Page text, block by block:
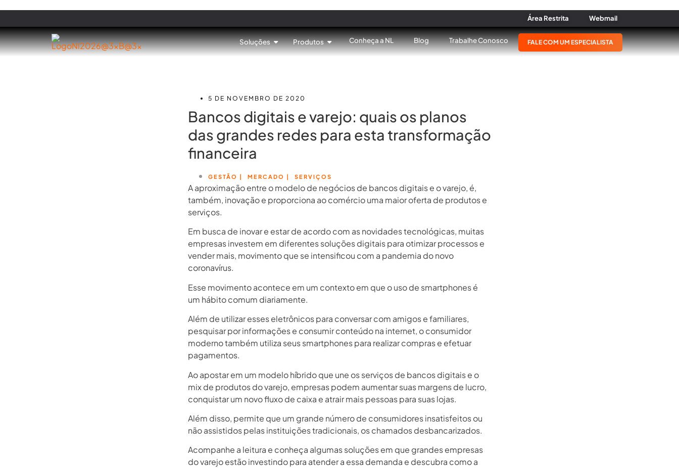
Webmail
Área Restrita
Soluções Produtos Conheça a NL Blog Trabalhe Conosco FALE COM UM ESPECIALISTA
5 DE NOVEMBRO DE 2020
Bancos digitais e varejo: quais os planos
das grandes redes para esta transformação
financeira
GESTÃO | MERCADO | SERVIÇOS
A aproximação entre o modelo de negócios de bancos digitais e o varejo, é,
também, inovação e proporciona ao comércio uma maior oferta de produtos e
serviços.
Em busca de inovar e estar de acordo com as novidades tecnológicas, muitas
empresas investem em diferentes soluções digitais para otimizar processos e
vender mais, movimento que se intensificou com a pandemia do novo
coronavírus.
Esse movimento acontece em um contexto em que o uso de smartphones é
um hábito comum diariamente.
Além de utilizar esses eletrônicos para conversar com amigos e familiares,
pesquisar por informações e consumir conteúdo na internet, o consumidor
moderno também utiliza seus smartphones para realizar compras e efetuar
pagamentos.
Ao apostar em um modelo híbrido que une os serviços de bancos digitais e o
mix de produtos do varejo, empresas podem aumentar suas margens de lucro,
conquistar um novo fluxo de caixa e atrair mais pessoas para suas lojas.
Além disso, permite que um grande número de consumidores insatisfeitos ou
não assistidos pelas instituições tradicionais, os chamados desbancarizados.
Acompanhe a leitura e conheça algumas soluções em que grandes empresas
do varejo estão investindo para atender a essa demanda e descubra como a